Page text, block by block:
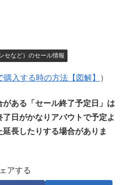
セなど）のセール情報
入する時の方法【図解】 ）
がある「セール終了予定日」は
日がかなりアバウトで予定よ
長したりする場合がありま
アする